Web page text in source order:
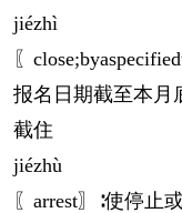
jiézhì
〖
报名日期截至本月
截住
jiézhù
〖arrest〗∶使停止